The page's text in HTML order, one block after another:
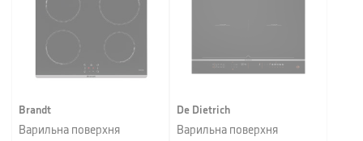
Brandt
Варильна поверхня
De Dietrich
Варильна поверхня